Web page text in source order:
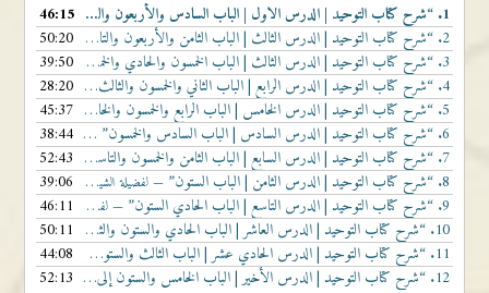
1. “شرح كتاب التوحيد | الدرس الاول | الباب السادس والأربعون والسابع والأربعون”
46:15
2. “شرح كتاب التوحيد | الدرس الثالث | الباب الثامن والأربعون والتاسع والأربعون”
50:20
3. “شرح كتاب التوحيد | الدرس الثالث | الباب الخمسون والحادي والخمسون” — لفضيلة
39:50
4. “شرح كتاب التوحيد | الدرس الرابع | الباب الثاني والخمسون والثالث والخمسون”
28:20
5. “شرح كتاب التوحيد | الدرس الخامس | الباب الرابع والخمسون والخامس والخمسون”
45:37
6. “شرح كتاب التوحيد | الدرس السادس | الباب السادس والخمسون” — لفضيلة الشيخ
38:44
7. “شرح كتاب التوحيد | الدرس السابع | الباب الثامن والخمسون والتاسع والخمسون”
52:43
8. “شرح كتاب التوحيد | الدرس الثامن | الباب الستون” — لفضيلة الشيخ ناصر بن أحمد الزيدي
39:06
9. “شرح كتاب التوحيد | الدرس التاسع | الباب الحادي الستون” — لفضيلة الشيخ ناصر بن أحمد الزيدي
46:11
10. “شرح كتاب التوحيد | الدرس العاشر | الباب الحادي والستون والثاني والستون”
50:11
11. “شرح كتاب التوحيد | الدرس الحادي عشر | الباب الثالث والستون والرابع والستون”
44:08
12. “شرح كتاب التوحيد | الدرس الأخير | الباب الخامس والستون إلى نهاية الكتاب” 52:13